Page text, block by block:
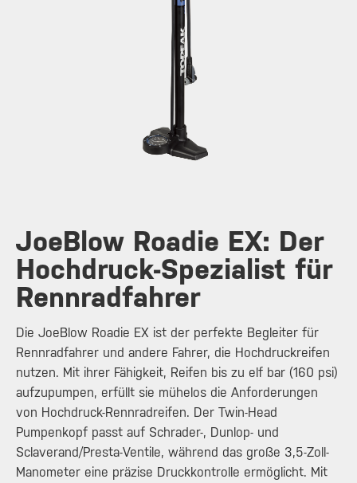
JoeBlow Roadie EX: Der
Hochdruck-Spezialist für
Rennradfahrer
Die JoeBlow Roadie EX ist der perfekte Begleiter für
Rennradfahrer und andere Fahrer, die Hochdruckreifen
nutzen. Mit ihrer Fähigkeit, Reifen bis zu elf bar (160 psi)
aufzupumpen, erfüllt sie mühelos die Anforderungen
von Hochdruck-Rennradreifen. Der Twin-Head
Pumpenkopf passt auf Schrader-, Dunlop- und
Sclaverand/Presta-Ventile, während das große 3,5-Zoll-
Manometer eine präzise Druckkontrolle ermöglicht. Mit